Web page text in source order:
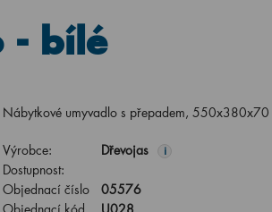
- bílé
Nábytkové umyvadlo s přepadem, 550x380x70
Výrobce: Dřevojas i
Dostupnost:
Objednací číslo
05576